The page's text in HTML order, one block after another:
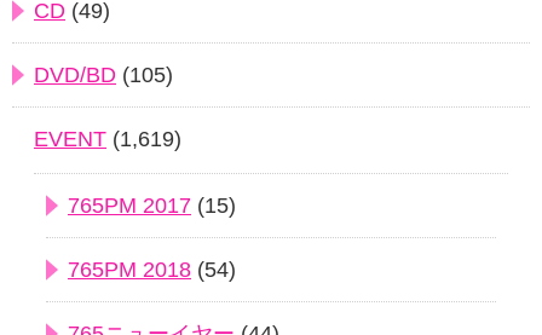
CD (49)
DVD/BD (105)
EVENT (1,619)
765PM 2017 (15)
765PM 2018 (54)